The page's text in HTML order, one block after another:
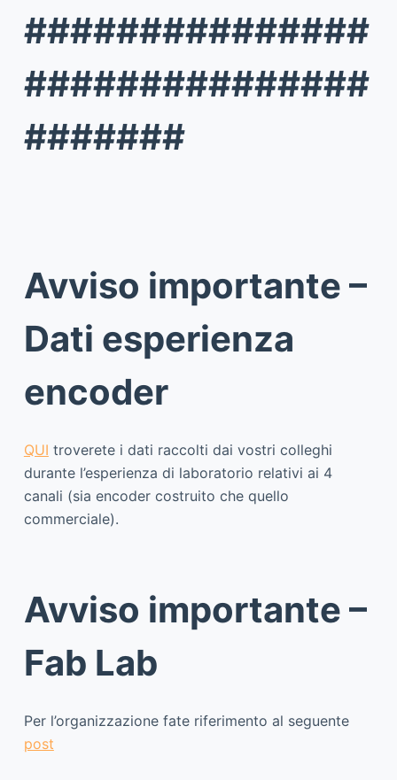
###############
###############
#######
Avviso importante –
Dati esperienza
encoder
QUI troverete i dati raccolti dai vostri colleghi
durante l’esperienza di laboratorio relativi ai 4
canali (sia encoder costruito che quello
commerciale).
Avviso importante –
Fab Lab
Per l’organizzazione fate riferimento al seguente
post